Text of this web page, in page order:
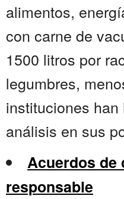
alimentos,
con carne de
1500 litros por
legumbres,
instituciones
análisis en sus
Acuerdos de
responsable